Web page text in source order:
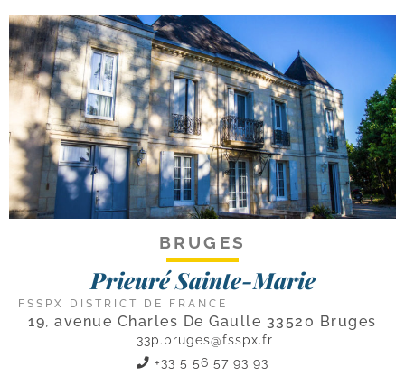
BRUGES
Prieuré Sainte-Marie
FSSPX DISTRICT DE FRANCE
19, avenue Charles De Gaulle 33520 Bruges
33p.bruges@fsspx.fr
+33 5 56 57 93 93